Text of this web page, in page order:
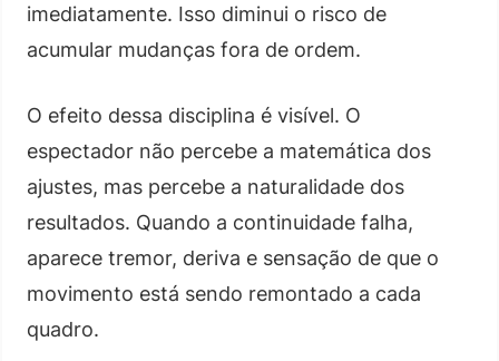
imediatamente. Isso diminui o risco de
acumular mudanças fora de ordem.
O efeito dessa disciplina é visível. O
espectador não percebe a matemática dos
ajustes, mas percebe a naturalidade dos
resultados. Quando a continuidade falha,
aparece tremor, deriva e sensação de que o
movimento está sendo remontado a cada
quadro.